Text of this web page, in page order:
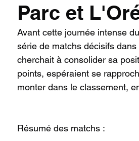
Parc et
Avant cette journée intense
série de matchs décisifs
cherchait à consolider sa
points, espéraient se
monter dans le classement,
Résumé des matchs :